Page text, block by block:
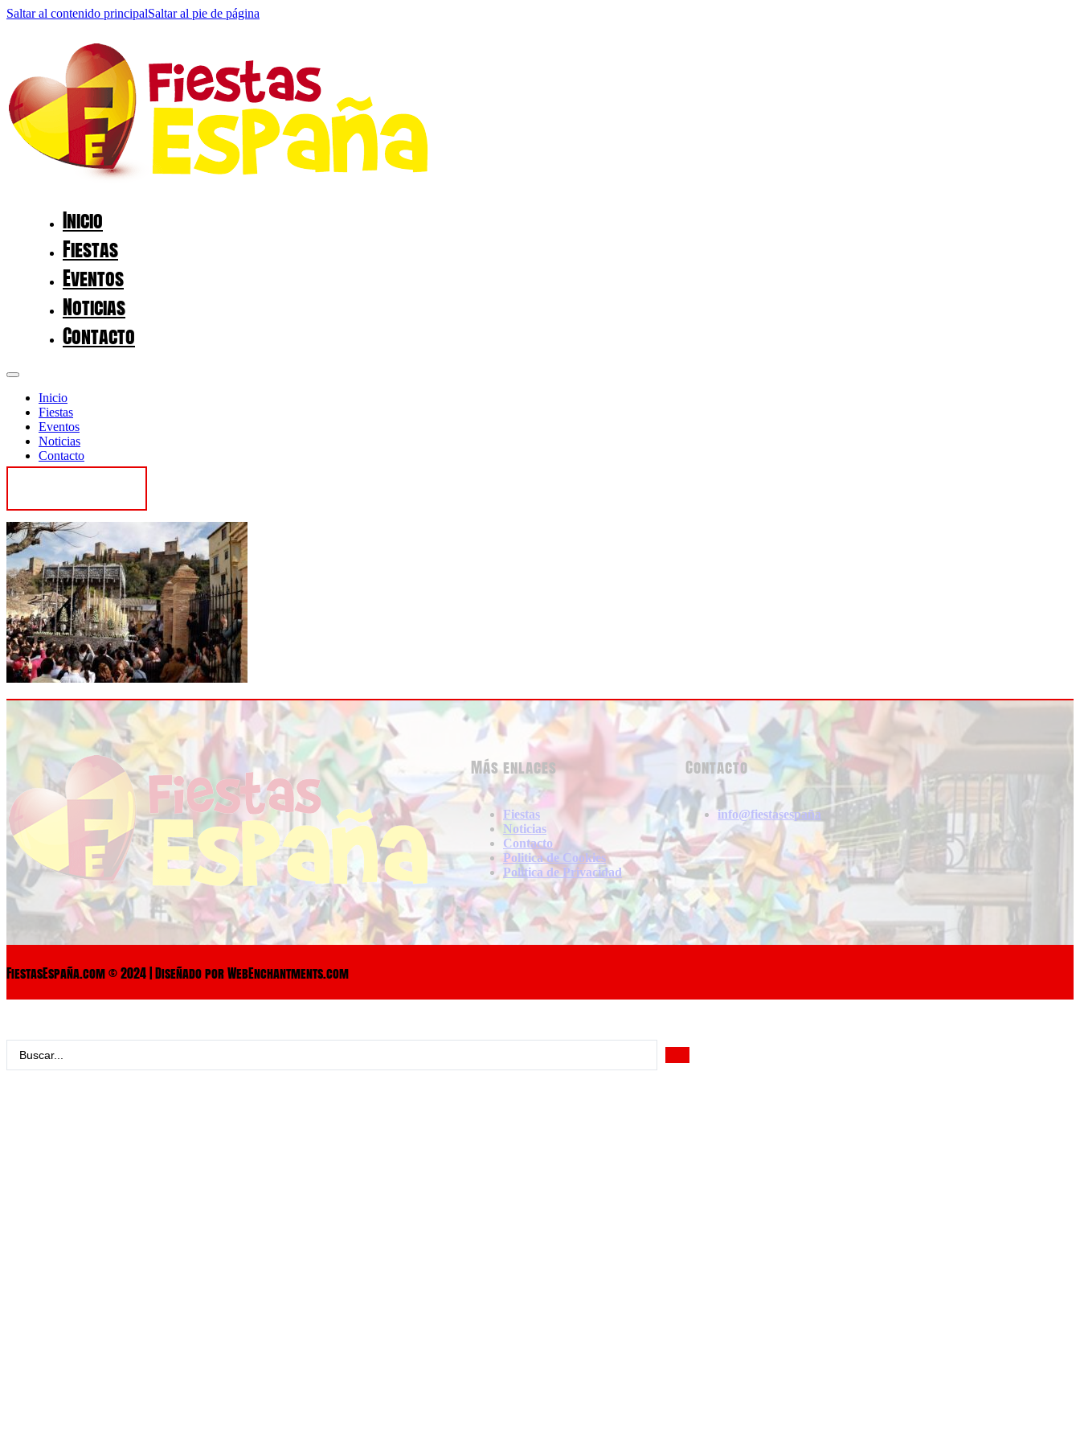
Saltar al contenido principalSaltar al pie de página
Inicio
Fiestas
Eventos
Noticias
Contacto
Inicio
Fiestas
Eventos
Noticias
Contacto
Más enlaces
Fiestas
Noticias
Contacto
Politica de Cookies
Politica de Privacidad
Contacto
info@fiestasespaña
FiestasEspaña.com © 2024 | Diseñado por WebEnchantments.com